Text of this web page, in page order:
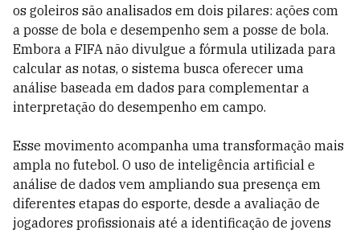
os goleiros são analisados em dois pilares: ações com
a posse de bola e desempenho sem a posse de bola.
Embora a FIFA não divulgue a fórmula utilizada para
calcular as notas, o sistema busca oferecer uma
análise baseada em dados para complementar a
interpretação do desempenho em campo.
Esse movimento acompanha uma transformação mais
ampla no futebol. O uso de inteligência artificial e
análise de dados vem ampliando sua presença em
diferentes etapas do esporte, desde a avaliação de
jogadores profissionais até a identificação de jovens